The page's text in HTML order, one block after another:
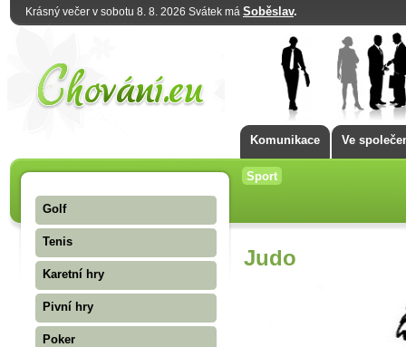
Krásný večer v sobotu 8. 8. 2026 Svátek má Soběslav.
Komunikace Ve
Sport
Golf
Tenis
Karetní hry
Pivní hry
Poker
Judo